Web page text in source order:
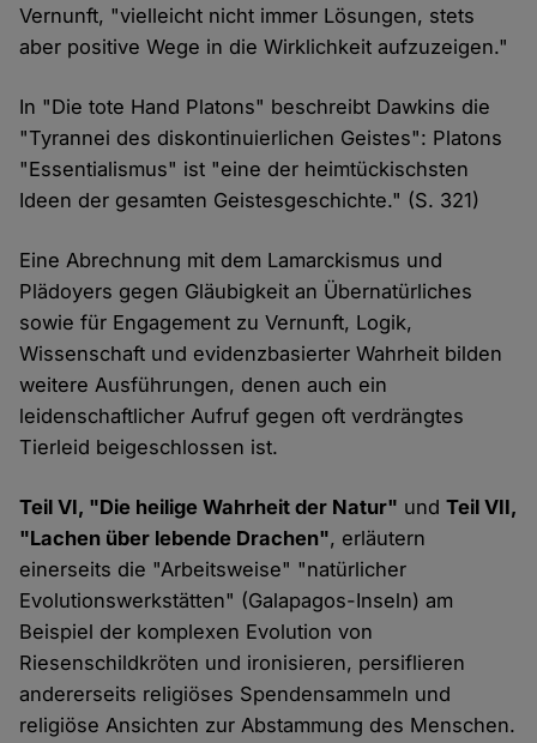
Vernunft, "vielleicht nicht immer Lösungen, stets
aber positive Wege in die Wirklichkeit aufzuzeigen."
In "Die tote Hand Platons" beschreibt Dawkins die
"Tyrannei des diskontinuierlichen Geistes": Platons
"Essentialismus" ist "eine der heimtückischsten
Ideen der gesamten Geistesgeschichte." (S. 321)
Eine Abrechnung mit dem Lamarckismus und
Plädoyers gegen Gläubigkeit an Übernatürliches
sowie für Engagement zu Vernunft, Logik,
Wissenschaft und evidenzbasierter Wahrheit bilden
weitere Ausführungen, denen auch ein
leidenschaftlicher Aufruf gegen oft verdrängtes
Tierleid beigeschlossen ist.
Teil VI, "Die heilige Wahrheit der Natur" undTeil VII,
"Lachen über lebende Drachen", erläutern
einerseits die "Arbeitsweise" "natürlicher
Evolutionswerkstätten" (Galapagos-Inseln) am
Beispiel der komplexen Evolution von
Riesenschildkröten und ironisieren, persiflieren
andererseits religiöses Spendensammeln und
religiöse Ansichten zur Abstammung des Menschen.